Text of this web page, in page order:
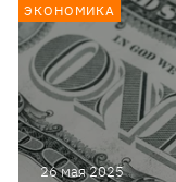
26 мая 2025
ЭКОНОМИКА